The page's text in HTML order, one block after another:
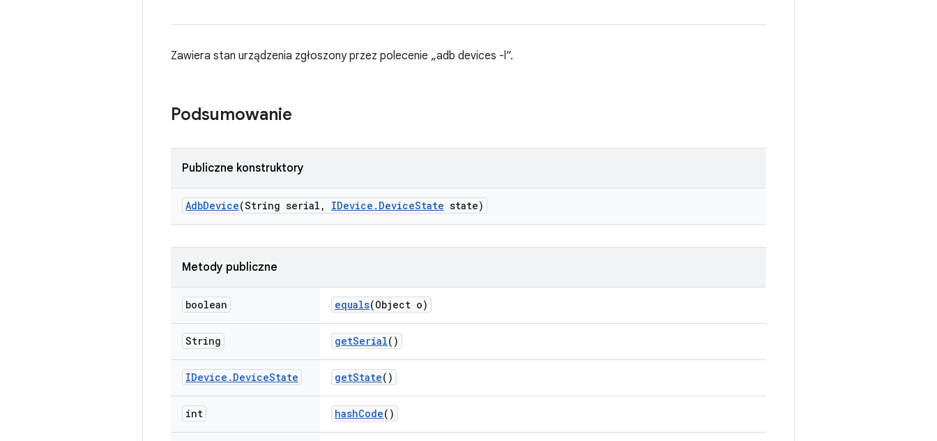
Zawiera stan urządzenia zgłoszony przez polecenie „adb devices -l”.
Podsumowanie
Publiczne konstruktory
AdbDevice(String serial , IDevice . DeviceState state)
Metody publiczne
boolean equals(Object o)
String getSerial()
IDevice . DeviceState getState()
int hashCode()